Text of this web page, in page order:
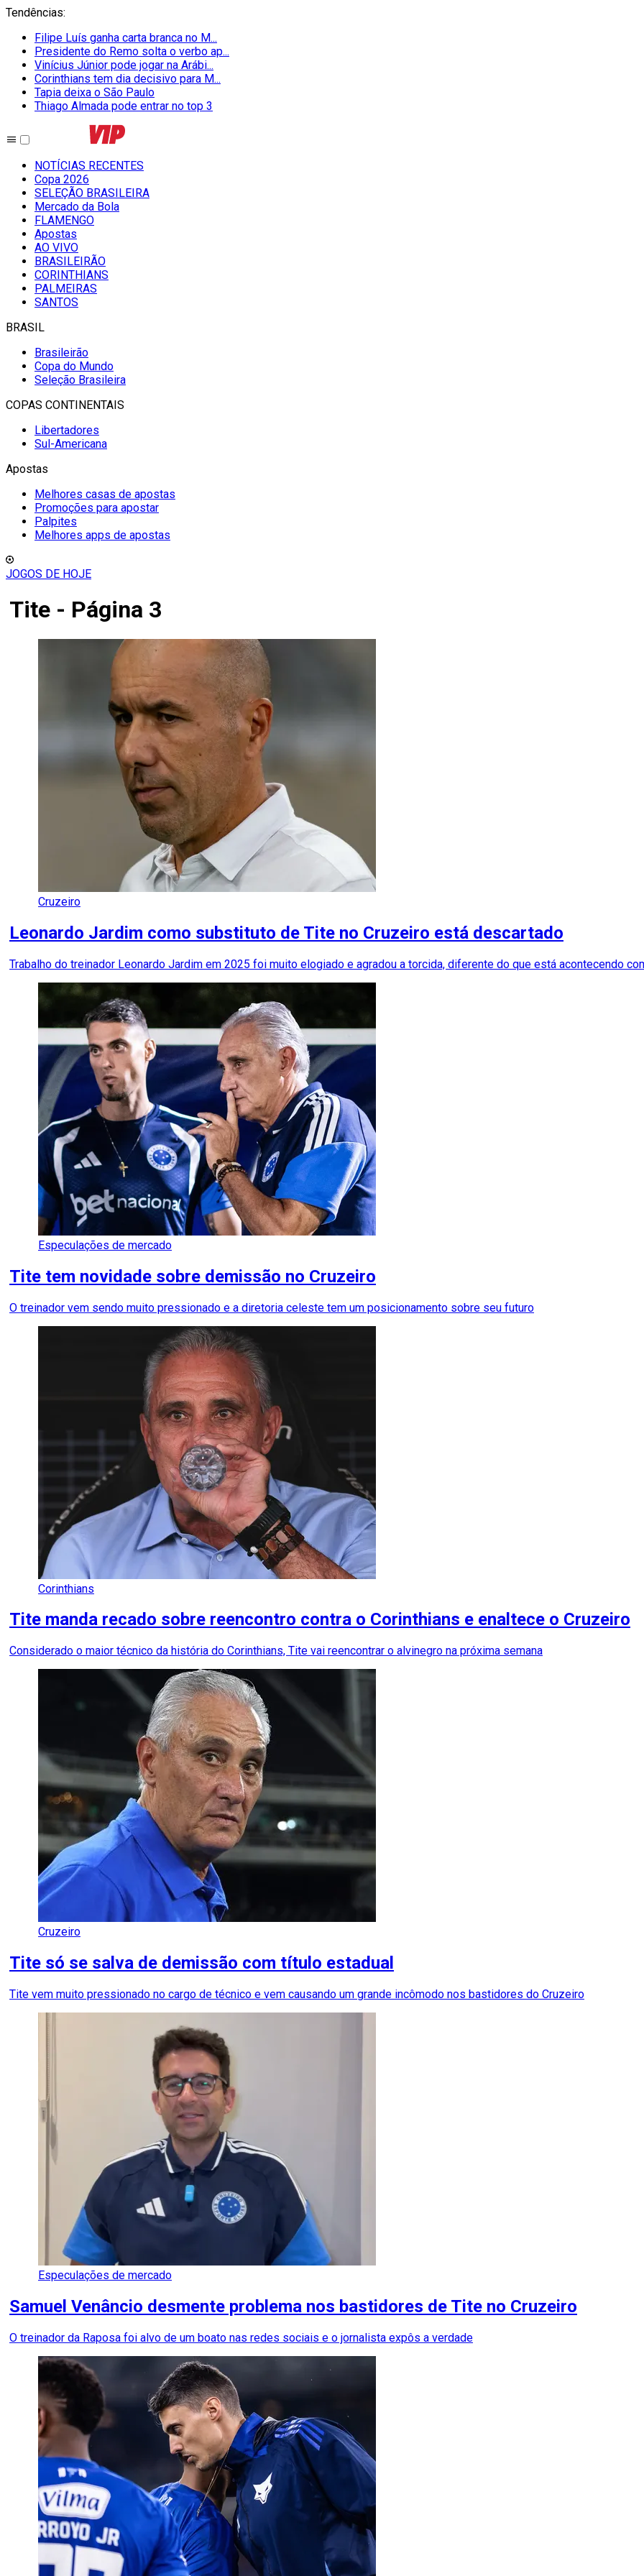
Tendências:
Filipe Luís ganha carta branca no M...
Presidente do Remo solta o verbo ap...
Vinícius Júnior pode jogar na Arábi...
Corinthians tem dia decisivo para M...
Tapia deixa o São Paulo
Thiago Almada pode entrar no top 3
NOTÍCIAS RECENTES
Copa 2026
SELEÇÃO BRASILEIRA
Mercado da Bola
FLAMENGO
Apostas
AO VIVO
BRASILEIRÃO
CORINTHIANS
PALMEIRAS
SANTOS
BRASIL
Brasileirão
Copa do Mundo
Seleção Brasileira
COPAS CONTINENTAIS
Libertadores
Sul-Americana
Apostas
Melhores casas de apostas
Promoções para apostar
Palpites
Melhores apps de apostas
JOGOS DE HOJE
Tite - Página 3
Cruzeiro
Leonardo Jardim como substituto de Tite no Cruzeiro está descartado
Trabalho do treinador Leonardo Jardim em 2025 foi muito elogiado e agradou a torcida, diferente do que está acontecendo
Especulações de mercado
Tite tem novidade sobre demissão no Cruzeiro
O treinador vem sendo muito pressionado e a diretoria celeste tem um posicionamento sobre seu futuro
Corinthians
Tite manda recado sobre reencontro contra o Corinthians e enaltece o Cruzeiro
Considerado o maior técnico da história do Corinthians, Tite vai reencontrar o alvinegro na próxima semana
Cruzeiro
Tite só se salva de demissão com título estadual
Tite vem muito pressionado no cargo de técnico e vem causando um grande incômodo nos bastidores do Cruzeiro
Especulações de mercado
Samuel Venâncio desmente problema nos bastidores de Tite no Cruzeiro
O treinador da Raposa foi alvo de um boato nas redes sociais e o jornalista expôs a verdade